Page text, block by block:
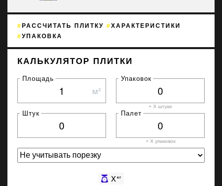
РАССЧИТАТЬ ПЛИТКУ
ХАРАКТЕРИСТИКИ
УПАКОВКА
КАЛЬКУЛЯТОР ПЛИТКИ
Площадь
м²
Упаковок
+ X штуки
Штук Палет
+ X упаковок
Xкг